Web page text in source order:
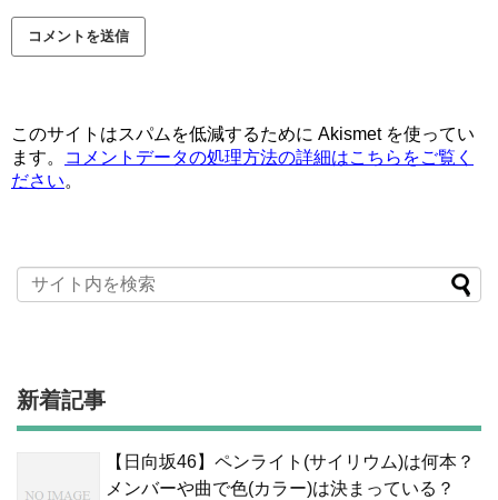
このサイトはスパムを低減するために Akismet を使ってい
ます。
コメントデータの処理方法の詳細はこちらをご覧く
ださい。
新着記事
【日向坂46】ペンライト(サイリウム)は何本？
メンバーや曲で色(カラー)は決まっている？